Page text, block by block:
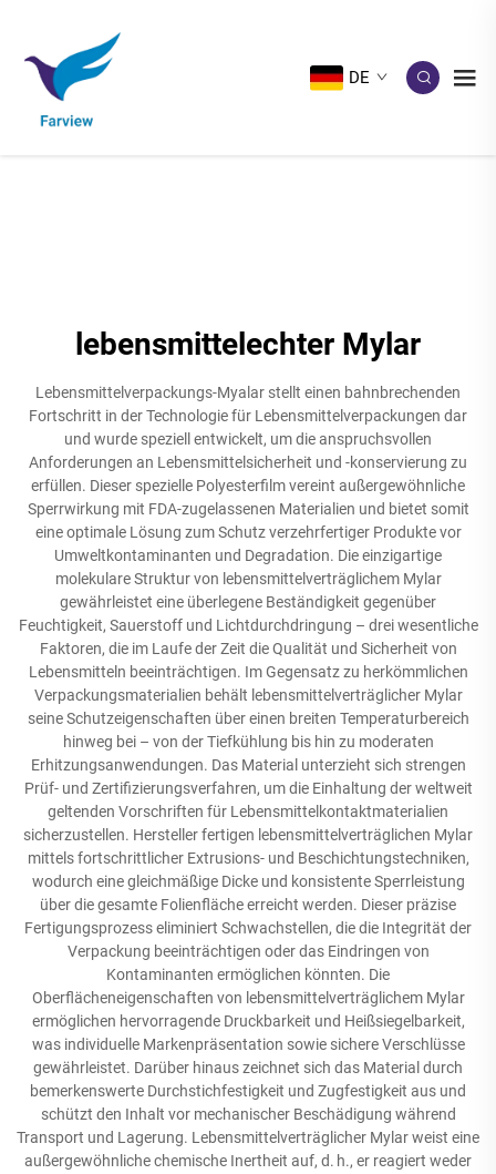
DE
lebensmittelechter Mylar
Lebensmittelverpackungs-Myalar stellt einen bahnbrechenden
Fortschritt in der Technologie für Lebensmittelverpackungen dar
und wurde speziell entwickelt, um die anspruchsvollen
Anforderungen an Lebensmittelsicherheit und -konservierung zu
erfüllen. Dieser spezielle Polyesterfilm vereint außergewöhnliche
Sperrwirkung mit FDA-zugelassenen Materialien und bietet somit
eine optimale Lösung zum Schutz verzehrfertiger Produkte vor
Umweltkontaminanten und Degradation. Die einzigartige
molekulare Struktur von lebensmittelverträglichem Mylar
gewährleistet eine überlegene Beständigkeit gegenüber
Feuchtigkeit, Sauerstoff und Lichtdurchdringung – drei wesentliche
Faktoren, die im Laufe der Zeit die Qualität und Sicherheit von
Lebensmitteln beeinträchtigen. Im Gegensatz zu herkömmlichen
Verpackungsmaterialien behält lebensmittelverträglicher Mylar
seine Schutzeigenschaften über einen breiten Temperaturbereich
hinweg bei – von der Tiefkühlung bis hin zu moderaten
Erhitzungsanwendungen. Das Material unterzieht sich strengen
Prüf- und Zertifizierungsverfahren, um die Einhaltung der weltweit
geltenden Vorschriften für Lebensmittelkontaktmaterialien
sicherzustellen. Hersteller fertigen lebensmittelverträglichen Mylar
mittels fortschrittlicher Extrusions- und Beschichtungstechniken,
wodurch eine gleichmäßige Dicke und konsistente Sperrleistung
über die gesamte Folienfläche erreicht werden. Dieser präzise
Fertigungsprozess eliminiert Schwachstellen, die die Integrität der
Verpackung beeinträchtigen oder das Eindringen von
Kontaminanten ermöglichen könnten. Die
Oberflächeneigenschaften von lebensmittelverträglichem Mylar
ermöglichen hervorragende Druckbarkeit und Heißsiegelbarkeit,
was individuelle Markenpräsentation sowie sichere Verschlüsse
gewährleistet. Darüber hinaus zeichnet sich das Material durch
bemerkenswerte Durchstichfestigkeit und Zugfestigkeit aus und
schützt den Inhalt vor mechanischer Beschädigung während
Transport und Lagerung. Lebensmittelverträglicher Mylar weist eine
außergewöhnliche chemische Inertheit auf, d. h., er reagiert weder